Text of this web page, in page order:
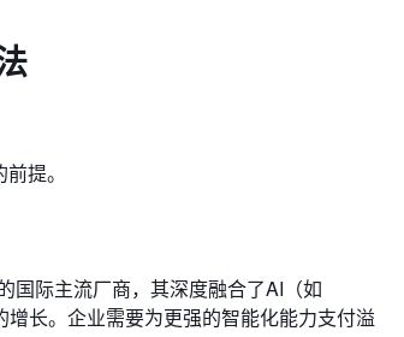
提。
国际主流厂商，其深度融合了AI（如
长。企业需要为更强的智能化能力支付溢